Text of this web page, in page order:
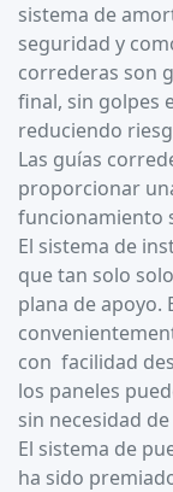
sistema de
seguridad y
correderas son
final, sin golpes
reduciendo
Las guías
proporcionar
funcionamiento
El sistema de
que tan solo
plana de apoyo.
con facilidad
los paneles
sin necesidad
El sistema de
ha sido